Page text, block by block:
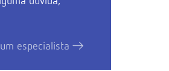
especialista